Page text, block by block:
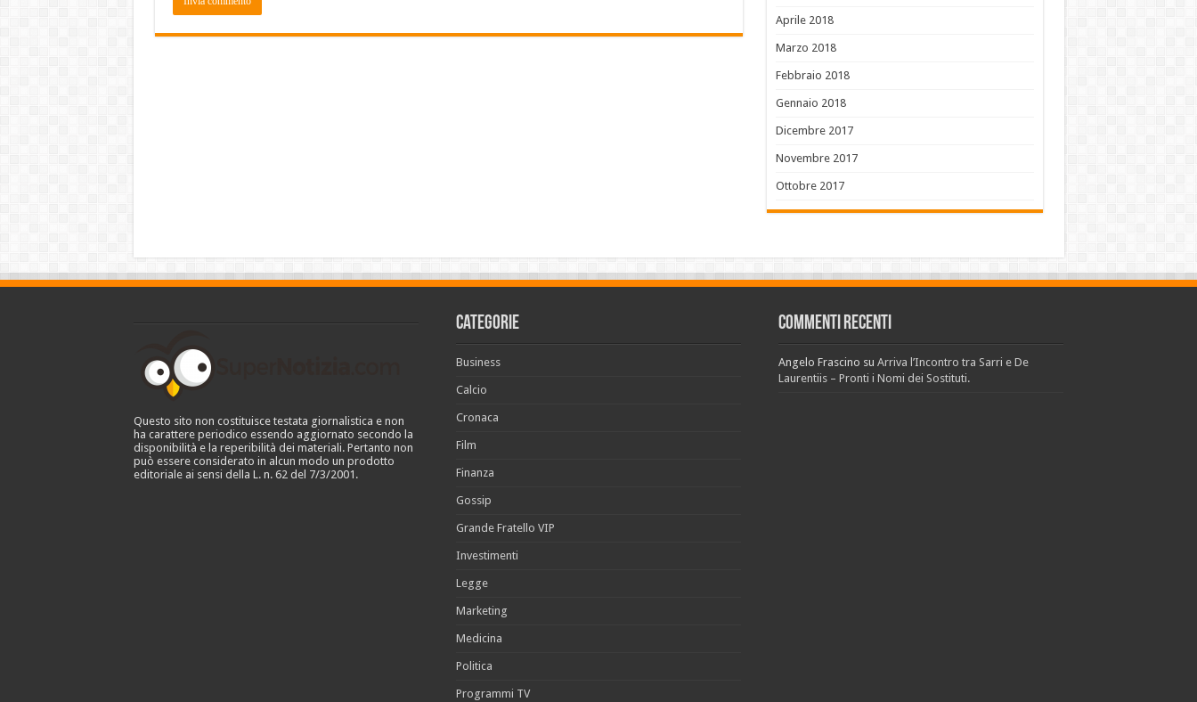
Aprile 2018
Marzo 2018
Febbraio 2018
Gennaio 2018
Dicembre 2017
Novembre 2017
Ottobre 2017
Questo sito non costituisce testata giornalistica e non
ha carattere periodico essendo aggiornato secondo la
disponibilità e la reperibilità dei materiali. Pertanto non
può essere considerato in alcun modo un prodotto
editoriale ai sensi della L. n. 62 del 7/3/2001.
Categorie
Business
Calcio
Cronaca
Film
Finanza
Gossip
Grande Fratello VIP
Investimenti
Legge
Marketing
Medicina
Politica
Programmi TV
Commenti recenti
Angelo Frascino su Arriva l’Incontro tra Sarri e De
Laurentiis – Pronti i Nomi dei Sostituti.